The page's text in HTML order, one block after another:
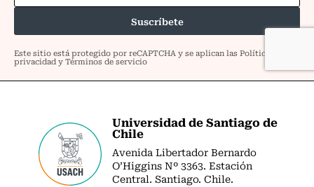
Universidad de Santiago de
Chile
Avenida Libertador Bernardo
O’Higgins Nº 3363. Estación
Central. Santiago. Chile.